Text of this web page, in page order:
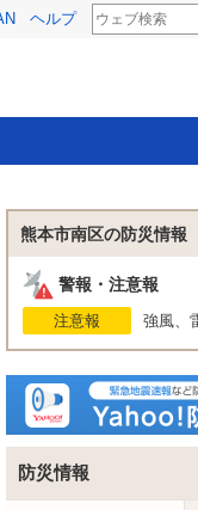
ヘルプ
熊本市南区の防災情報
警報・注意報
注意報 強風、
防災情報